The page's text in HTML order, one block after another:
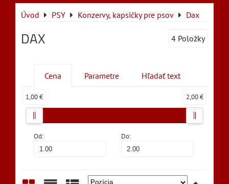
Úvod PSY Konzervy, kapsičky pre psov Dax
DAX 4 Položky
Cena Parametre Hľadať text
Od: Do:
1,00 € 2,00 €